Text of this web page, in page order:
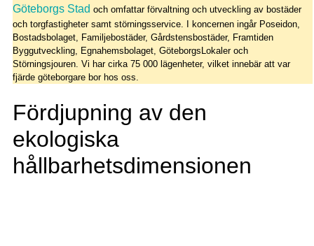
Göteborgs Stad och omfattar förvaltning och utveckling av bostäder
och torgfastigheter samt störningsservice. I koncernen ingår Poseidon,
Bostadsbolaget, Familjebostäder, Gårdstensbostäder, Framtiden
Byggutveckling, Egnahemsbolaget, GöteborgsLokaler och
Störningsjouren. Vi har cirka 75 000 lägenheter, vilket innebär att var
fjärde göteborgare bor hos oss.
Fördjupning av den
ekologiska
hållbarhetsdimensionen